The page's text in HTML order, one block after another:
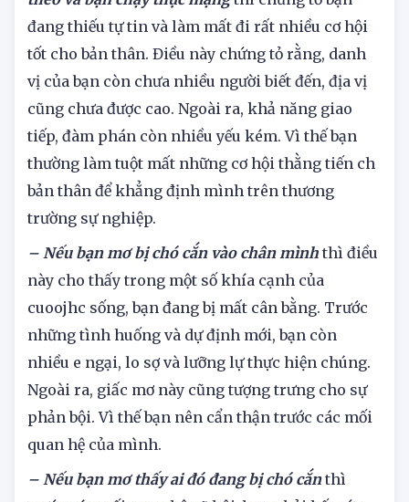
– Nếu chiêm bao thấy một con chó cao to đuổi
theo và bạn chạy thục mạngthì chứng tỏ bạn
đang thiếu tự tin và làm mất đi rất nhiều cơ hội
tốt cho bản thân. Điều này chứng tỏ rằng, danh
vị của bạn còn chưa nhiều người biết đến, địa vị
cũng chưa được cao. Ngoài ra, khả năng giao
tiếp, đàm phán còn nhiều yếu kém. Vì thế bạn
thường làm tuột mất những cơ hội thằng tiến ch
bản thân để khẳng định mình trên thương
trường sự nghiệp.
– Nếu bạn mơ bị chó cắn vào chân mìnhthì điều
này cho thấy trong một số khía cạnh của
cuoojhc sống, bạn đang bị mất cân bằng. Trước
những tình huống và dự định mới, bạn còn
nhiều e ngại, lo sợ và lưỡng lự thực hiện chúng.
Ngoài ra, giấc mơ này cũng tượng trưng cho sự
phản bội. Vì thế bạn nên cẩn thận trước các mối
quan hệ của mình.